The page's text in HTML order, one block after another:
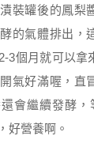
裝罐後的鳳梨
的氣體排出，
3個月就可以拿
氣好滿喔，直
會繼續發酵，
好營養啊。